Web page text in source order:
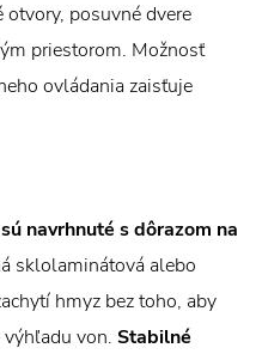
otvory, posuvné dvere
priestorom. Možnosť
ovládania zaisťuje
navrhnuté s dôrazom na
sklolaminátová alebo
hmyz bez toho, aby
von. Stabilné